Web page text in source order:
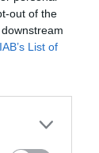
out of the
IAB’s List of